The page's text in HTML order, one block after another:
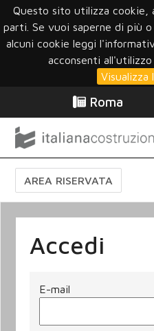
Questo sito utilizza cookie,
parti. Se vuoi saperne di più
alcuni cookie leggi
acconsenti
Visualizza
Roma
AREA RISERVATA
Accedi
E-mail